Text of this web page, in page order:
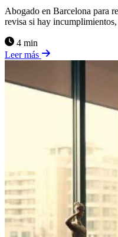
Abogado en Barcelona para
revisa si hay
4 min
Leer más